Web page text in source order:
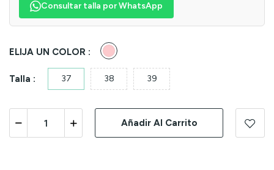
Consultar talla por WhatsApp
ELIJA UN COLOR : Rosa
Talla : 37 38 39
Añadir Al Carrito